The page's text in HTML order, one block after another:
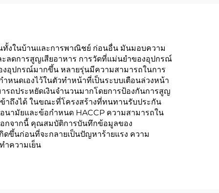
ทั้งในบ้านและการพาณิชย์ ก่อนอื่น มันมอบความ
ลดการสูญเสียอาหาร การวัดที่แม่นยำของอุปกรณ์
งอุปกรณ์มากขึ้น หลายรุ่นมีความสามารถในการ
นดเองไว้ในตัวทำหน้าที่เป็นระบบเตือนล่วงหน้า
รถประหยัดเงินจำนวนมากโดยการป้องกันการสูญ
าถึงได้ ในขณะที่โครงสร้างที่ทนทานรับประกัน
นามัยและข้อกำหนด HACCP ความสามารถใน
อกจากนี้ คุณสมบัติการบันทึกข้อมูลของ
ดขึ้นก่อนที่จะกลายเป็นปัญหาร้ายแรง ความ
ำความเย็น